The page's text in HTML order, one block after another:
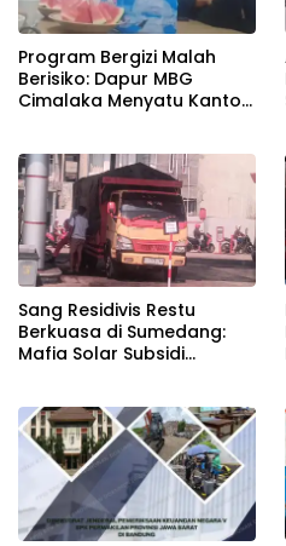
Program Bergizi Malah
Berisiko: Dapur MBG
Cimalaka Menyatu Kantor
Sang Residivis Restu
Berkuasa di Sumedang:
Mafia Solar Subsidi
Bungkam